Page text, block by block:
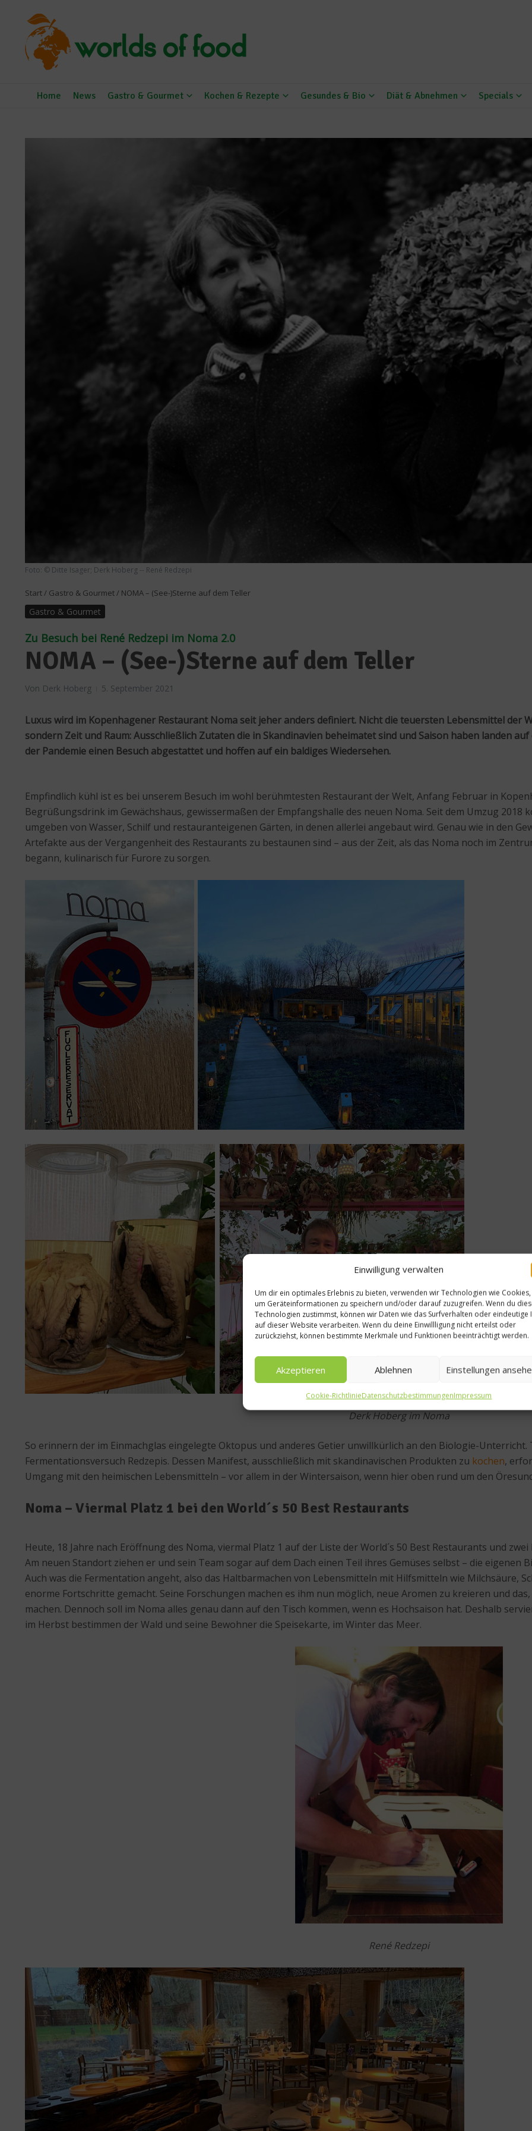
Einwilligung verwalten
Um dir ein optimales Erlebnis zu bieten, verwenden wir Technologien wie Cookies,
um Geräteinformationen zu speichern und/oder darauf zuzugreifen. Wenn du
Technologien zustimmst, können wir Daten wie das Surfverhalten oder eindeutige
auf dieser Website verarbeiten. Wenn du deine Einwillligung nicht erteilst oder
zurückziehst, können bestimmte Merkmale und Funktionen beeinträchtigt werden.
Akzeptieren Ablehnen Einstellungen
Cookie-RichtlinieDatenschutzbestimmungenImpressum
Home News Gastro & Gourmet Kochen & Rezepte Gesundes & Bio Diät & Abnehmen Specials
Foto: © Ditte Isager; Derk Hoberg -- René Redzepi
Start/ Gastro & Gourmet/ NOMA – (See-)Sterne auf dem Teller
Gastro & Gourmet
Zu Besuch bei René Redzepi im Noma 2.0
NOMA – (See-)Sterne auf dem Teller
Von Derk Hoberg 5. September 2021
Luxus wird im Kopenhagener Restaurant Noma seit jeher anders definiert. Nicht die teuersten Lebensmittel der
sondern Zeit und Raum: Ausschließlich Zutaten die in Skandinavien beheimatet sind und Saison haben landen
der Pandemie einen Besuch abgestattet und hoffen auf ein baldiges Wiedersehen.
Empfindlich kühl ist es bei unserem Besuch im wohl berühmtesten Restaurant der Welt, Anfang Februar in
Begrüßungsdrink im Gewächshaus, gewissermaßen der Empfangshalle des neuen Noma. Seit dem Umzug 2018
umgeben von Wasser, Schilf und restauranteigenen Gärten, in denen allerlei angebaut wird. Genau wie in den
Artefakte aus der Vergangenheit des Restaurants zu bestaunen sind – aus der Zeit, als das Noma noch im
begann, kulinarisch für Furore zu sorgen.
Derk Hoberg im Noma
So erinnern der im Einmachglas eingelegte Oktopus und anderes Getier unwillkürlich an den Biologie-
Fermentationsversuch Redzepis. Dessen Manifest, ausschließlich mit skandinavischen Produkten zu kochen,
Umgang mit den heimischen Lebensmitteln – vor allem in der Wintersaison, wenn hier oben rund um den
Noma – Viermal Platz 1 bei den World´s 50 Best Restaurants
Heute, 18 Jahre nach Eröffnung des Noma, viermal Platz 1 auf der Liste der World´s 50 Best Restaurants und
Am neuen Standort ziehen er und sein Team sogar auf dem Dach einen Teil ihres Gemüses selbst – die eigenen
Auch was die Fermentation angeht, also das Haltbarmachen von Lebensmitteln mit Hilfsmitteln wie Milchsäure,
enorme Fortschritte gemacht. Seine Forschungen machen es ihm nun möglich, neue Aromen zu kreieren und
machen. Dennoch soll im Noma alles genau dann auf den Tisch kommen, wenn es Hochsaison hat. Deshalb
im Herbst bestimmen der Wald und seine Bewohner die Speisekarte, im Winter das Meer.
René Redzepi